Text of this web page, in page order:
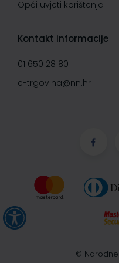
Opći uvjeti korištenja
Kontakt informacije
01 650 28 80
e-trgovina@nn.hr
©